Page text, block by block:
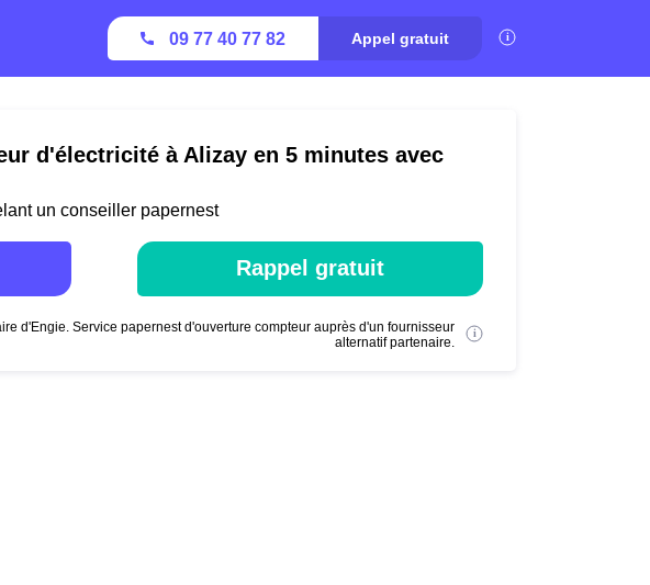
09 77 40 77 82 Appel gratuit
d'électricité à Alizay en 5 minutes avec
un conseiller papernest
Rappel gratuit
d'Engie. Service papernest d'ouverture compteur auprès d'un fournisseur
alternatif partenaire.